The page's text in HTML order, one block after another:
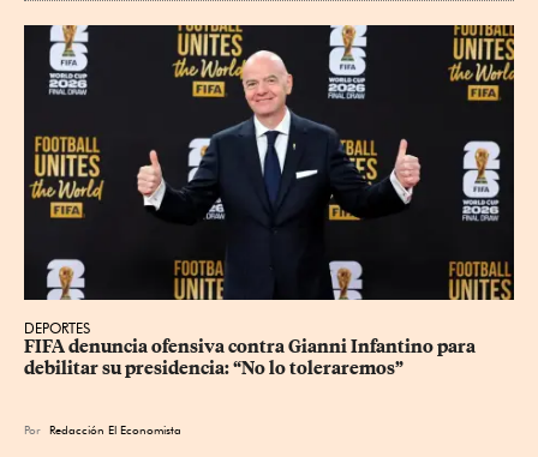
DEPORTES
FIFA denuncia ofensiva contra Gianni Infantino para
debilitar su presidencia: “No lo toleraremos”
Por Redacción El Economista